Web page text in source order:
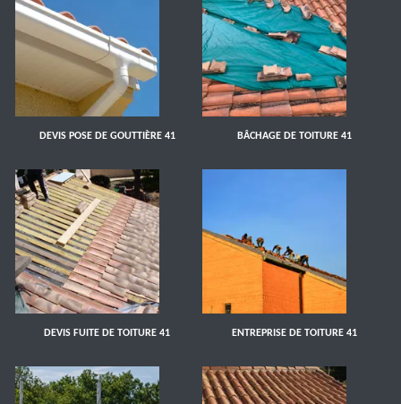
DEVIS POSE DE GOUTTIÈRE 41 BÂCHAGE DE TOITURE 41
DEVIS FUITE DE TOITURE 41 ENTREPRISE DE TOITURE 41